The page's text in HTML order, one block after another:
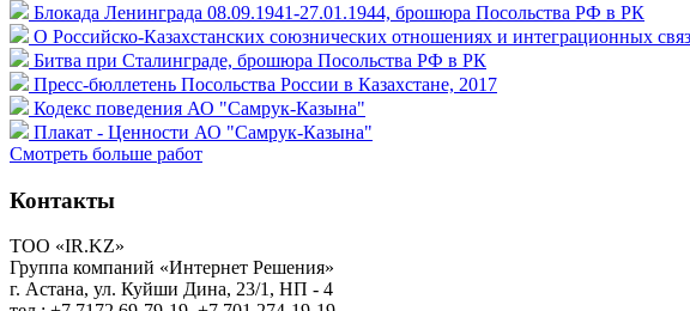
Блокада Ленинграда 08.09.1941-27.01.1944, брошюра Посольства РФ в РК
О Российско-Казахстанских союзнических отношениях и интеграционных
Битва при Сталинграде, брошюра Посольства РФ в РК
Пресс-бюллетень Посольства России в Казахстане, 2017
Кодекс поведения АО "Самрук-Казына"
Плакат - Ценности АО "Самрук-Казына"
Смотреть больше работ
Контакты
ТОО «IR.KZ»
Группа компаний «Интернет Решения»
г. Астана, ул. Куйши Дина, 23/1, НП - 4